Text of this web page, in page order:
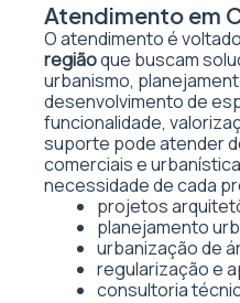
Atendimento em
O atendimento é
regiãoque buscam
urbanismo,
desenvolvimento de
funcionalidade,
suporte pode atender
comerciais e
necessidade de cada
projetos
planejamento
urbanização de
regularização e
consultoria